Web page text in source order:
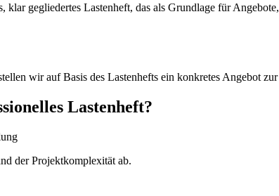
klar gegliedertes Lastenheft, das als Grundlage für
wir auf Basis des Lastenhefts ein konkretes Angebot
Lastenheft?
der Projektkomplexität ab.